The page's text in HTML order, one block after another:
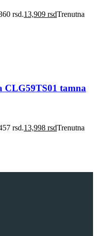
rsd.13,909 rsdTrenutna
CLG59TS01 tamna
rsd.13,998 rsdTrenutna